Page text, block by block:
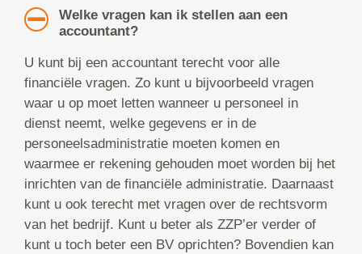
Welke vragen kan ik stellen aan een
accountant?
U kunt bij een accountant terecht voor alle
financiële vragen. Zo kunt u bijvoorbeeld vragen
waar u op moet letten wanneer u personeel in
dienst neemt, welke gegevens er in de
personeelsadministratie moeten komen en
waarmee er rekening gehouden moet worden bij het
inrichten van de financiële administratie. Daarnaast
kunt u ook terecht met vragen over de rechtsvorm
van het bedrijf. Kunt u beter als ZZP’er verder of
kunt u toch beter een BV oprichten? Bovendien kan